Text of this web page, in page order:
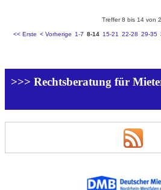
Treffer 8 bis 14 von
<< Erste < Vorherige 1-7 8-14 15-21 22-28 29-35
>>> Rechtsberatung für